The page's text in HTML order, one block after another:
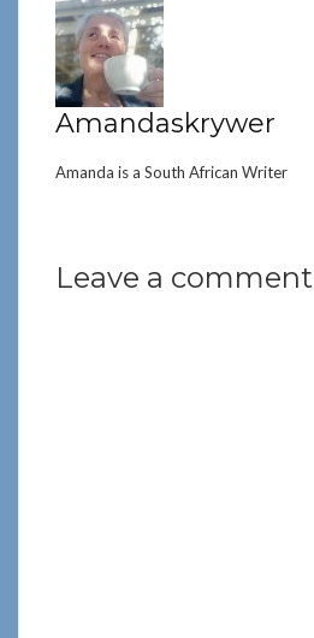
Amandaskrywer
Amanda is a South African Writer
Leave a comment